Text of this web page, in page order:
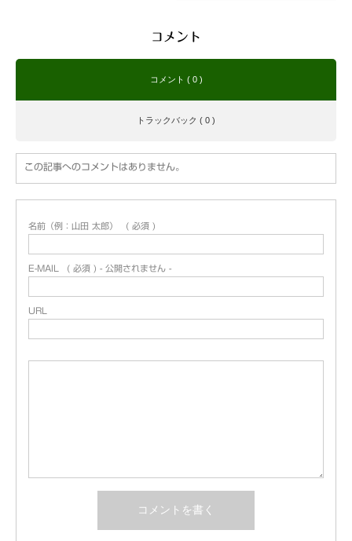
コメント
コメント ( 0 )
トラックバック ( 0 )
この記事へのコメントはありません。
名前（例：山田 太郎） ( 必須 )
E-MAIL ( 必須 ) - 公開されません -
URL